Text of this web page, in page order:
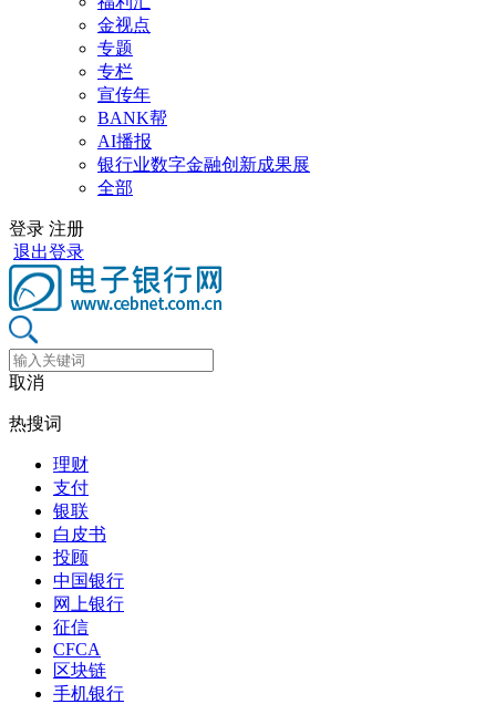
金视点
专题
专栏
宣传年
BANK帮
AI播报
银行业数字金融创新成果展
全部
登录 注册
退出登录
取消
热搜词
理财
支付
银联
白皮书
投顾
中国银行
网上银行
征信
CFCA
区块链
手机银行